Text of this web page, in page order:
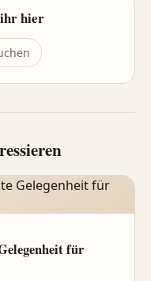
ihr hier
für